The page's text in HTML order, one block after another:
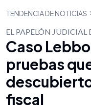
TENDENCIA DE NOTICIAS
EL PAPELÓN JUDICIAL
Caso
pruebas
fiscal